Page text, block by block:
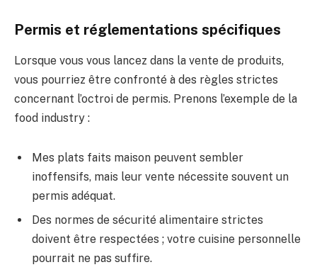
Permis et réglementations spécifiques
Lorsque vous vous lancez dans la vente de produits,
vous pourriez être confronté à des règles strictes
concernant l’octroi de permis. Prenons l’exemple de la
food industry :
Mes plats faits maison peuvent sembler
inoffensifs, mais leur vente nécessite souvent un
permis adéquat.
Des normes de sécurité alimentaire strictes
doivent être respectées ; votre cuisine personnelle
pourrait ne pas suffire.